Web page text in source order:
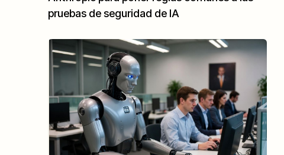
pruebas de seguridad de IA